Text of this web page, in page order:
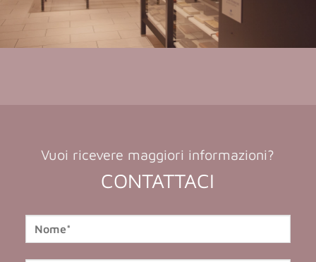
Vuoi ricevere maggiori informazioni?
CONTATTACI